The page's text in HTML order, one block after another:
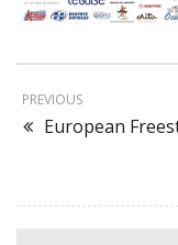
PREVIOUS
European